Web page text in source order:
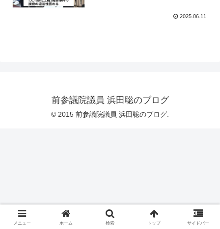
2025.06.11
前参議院議員 浜田聡のブログ
© 2015 前参議院議員 浜田聡のブログ.
メニュー ホーム 検索 トップ サイドバー